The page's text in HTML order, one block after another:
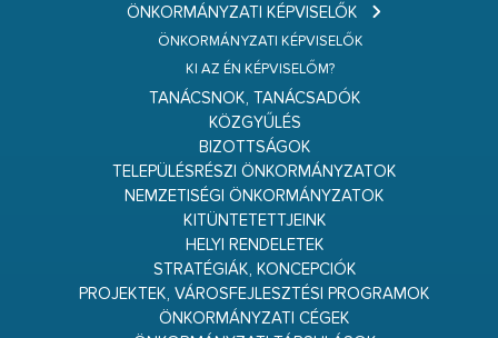
ÖNKORMÁNYZATI KÉPVISELŐK
ÖNKORMÁNYZATI KÉPVISELŐK
KI AZ ÉN KÉPVISELŐM?
TANÁCSNOK, TANÁCSADÓK
KÖZGYŰLÉS
BIZOTTSÁGOK
TELEPÜLÉSRÉSZI ÖNKORMÁNYZATOK
NEMZETISÉGI ÖNKORMÁNYZATOK
KITÜNTETETTJEINK
HELYI RENDELETEK
STRATÉGIÁK, KONCEPCIÓK
PROJEKTEK, VÁROSFEJLESZTÉSI PROGRAMOK
ÖNKORMÁNYZATI CÉGEK